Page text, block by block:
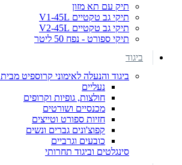
תיק עם תא מזון
תיקי גב טקטיים V1-45L
תיקי גב טקטיים V2-45L
תיקי ספורט - נפח 50 ליטר
ביגוד
ביגוד והנעלה לאימוני קרוספיט מבית Velites
נעליים
חולצות, גופיות וקרופים
מכנסיים ושורטים
חזיות ספורט וטייצים
קפוצ'ונים גברים ונשים
כובעים וגרביים
סינגלטים וביגוד תחרותי